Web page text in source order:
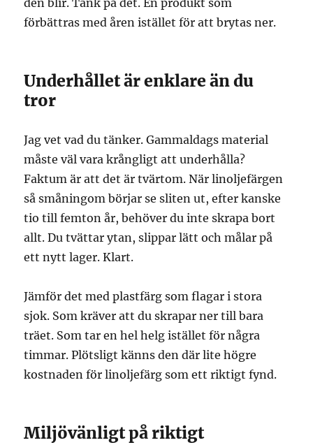
förbättras med åren istället för att brytas ner.
Underhållet är enklare än du
tror
Jag vet vad du tänker. Gammaldags material
måste väl vara krångligt att underhålla?
Faktum är att det är tvärtom. När linoljefärgen
så småningom börjar se sliten ut, efter kanske
tio till femton år, behöver du inte skrapa bort
allt. Du tvättar ytan, slippar lätt och målar på
ett nytt lager. Klart.
Jämför det med plastfärg som flagar i stora
sjok. Som kräver att du skrapar ner till bara
träet. Som tar en hel helg istället för några
timmar. Plötsligt känns den där lite högre
kostnaden för linoljefärg som ett riktigt fynd.
Miljövänligt på riktigt